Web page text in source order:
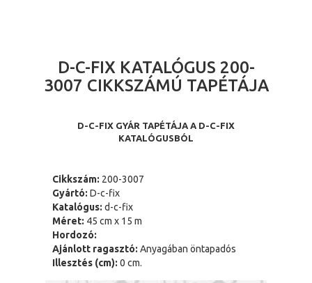
D-C-FIX KATALÓGUS 200-
3007 CIKKSZÁMÚ TAPÉTÁJA
D-C-FIX GYÁR TAPÉTÁJA A D-C-FIX
KATALÓGUSBÓL
Cikkszám: 200-3007
Gyártó: D-c-fix
Katalógus: d-c-fix
Méret: 45 cm x 15 m
Hordozó:
Ajánlott ragasztó: Anyagában öntapadós
Illesztés (cm): 0 cm.